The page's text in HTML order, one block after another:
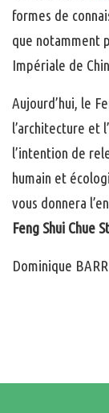
formes de
que notamment
Impériale de
Aujourd’hui, le
l’architecture et
l’intention de
humain et
vous donnera
Feng Shui Chue
Dominique